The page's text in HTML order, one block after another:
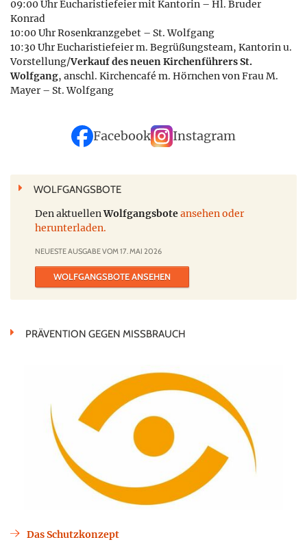
09:00 Uhr Eucharistiefeier mit Kantorin – Hl. Bruder
Konrad
10:00 Uhr Rosenkranzgebet – St. Wolfgang
10:30 Uhr Eucharistiefeier m. Begrüßungsteam, Kantorin u.
Vorstellung/Verkauf des neuen Kirchenführers St.
Wolfgang, anschl. Kirchencafé m. Hörnchen von Frau M.
Mayer – St. Wolfgang
Facebook Instagram
WOLFGANGSBOTE
Den aktuellenWolfgangsboteansehen oder
herunterladen.
NEUESTE AUSGABE VOM 17. MAI 2026
WOLFGANGSBOTE ANSEHEN
PRÄVENTION GEGEN MISSBRAUCH
Das Schutzkonzept